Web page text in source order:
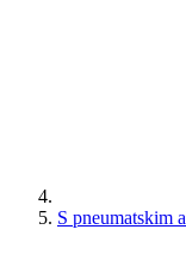
S pneumatskim